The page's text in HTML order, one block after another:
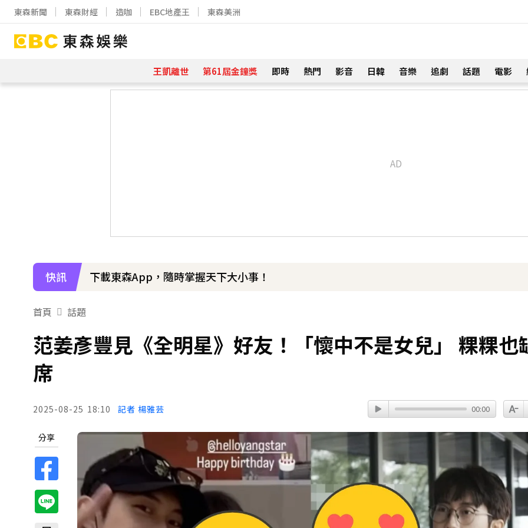
東森新聞 東森財經 造咖 EBC地產王 東森美洲
王凱離世 第61屆金鐘獎 即時 熱門 影音 日韓 音樂 追劇 話題 電影
快訊 下載東森App，隨時掌握天下大小事！
首頁 話題
范姜彥豐見《全明星》好友！「懷中不是女兒」 粿粿也
席
2025-08-25 18:10 記者 楊雅芸 00:00
分享